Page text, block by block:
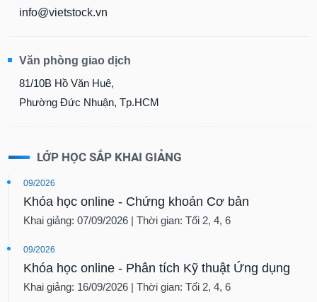
info@vietstock.vn
Văn phòng giao dịch
81/10B Hồ Văn Huê,
Phường Đức Nhuận, Tp.HCM
LỚP HỌC SẮP KHAI GIẢNG
09/2026
Khóa học online - Chứng khoán Cơ bản
Khai giảng: 07/09/2026 | Thời gian: Tối 2, 4, 6
09/2026
Khóa học online - Phân tích Kỹ thuật Ứng dụng
Khai giảng: 16/09/2026 | Thời gian: Tối 2, 4, 6
đầu
chính
Dữ
chính